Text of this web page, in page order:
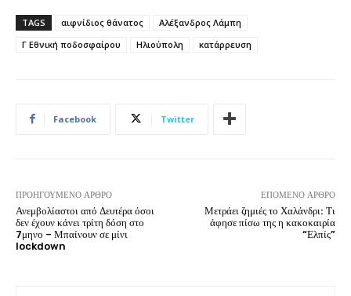
TAGS αιφνίδιος θάνατος
Αλέξανδρος Λάμπη
Γ Εθνική ποδοσφαίρου
Ηλιούπολη κατάρρευση
Facebook Twitter
ΠΡΟΗΓΟΎΜΕΝΟ ΆΡΘΡΟ
Ανεμβολίαστοι από Δευτέρα όσοι
δεν έχουν κάνει τρίτη δόση στο
7μηνο – Μπαίνουν σε μίνι
lockdown
ΕΠΌΜΕΝΟ ΆΡΘΡΟ
Μετράει ζημιές το Χαλάνδρι: Τι
άφησε πίσω της η κακοκαιρία
“Ελπίς”